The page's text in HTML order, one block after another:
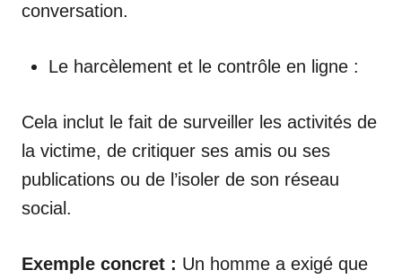
conversation.
Le harcèlement et le contrôle en ligne :
Cela inclut le fait de surveiller les activités de
la victime, de critiquer ses amis ou ses
publications ou de l’isoler de son réseau
social.
Exemple concret : Un homme a exigé que